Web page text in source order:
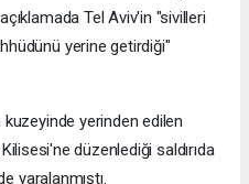
Tel Aviv'in "sivilleri
yerine getirdiği"
yerinden edilen
düzenlediği saldırıda
yaralanmıştı.